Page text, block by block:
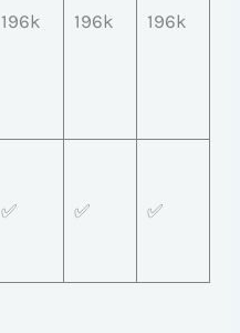
196k 196k 196k
✅ ✅ ✅